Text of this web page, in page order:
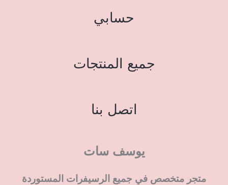
حسابي
جميع المنتجات
اتصل بنا
يوسف سات
متجر متخصص في جميع الرسيفرات المستوردة